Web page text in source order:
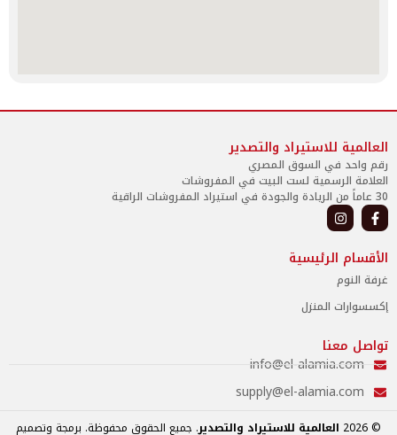
العالمية للاستيراد والتصدير
رقم واحد في السوق المصري
العلامة الرسمية لست البيت في المفروشات
30 عاماً من الريادة والجودة في استيراد المفروشات الراقية
الأقسام الرئيسية
غرفة النوم
إكسسوارات المنزل
تواصل معنا
info@el-alamia.com
supply@el-alamia.com
© 2026 العالمية للاستيراد والتصدير. جميع الحقوق محفوظة. برمجة وتصميم